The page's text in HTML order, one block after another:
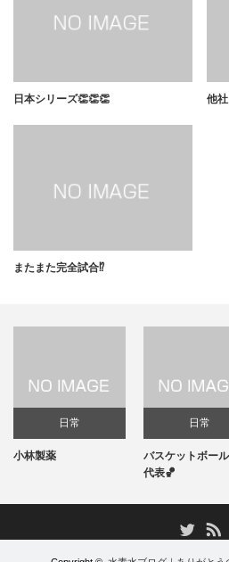
日本シリーズ👏👏👏 他
またまた完全試合⁉️
日常
小林製薬
日常
バスケットボー
代表🏀